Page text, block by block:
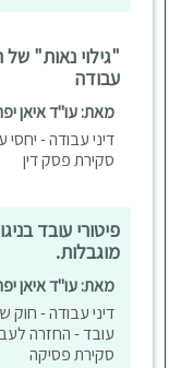
"גילוי נאות" של
עבודה
מאת: עו"ד איאן
דיני עבודה - יחסי
סקירת פסק דין
פיטורי עובד
מוגבלות.
מאת: עו"ד איאן
דיני עבודה - חוק
עובד - החזרה
סקירת פסיקה